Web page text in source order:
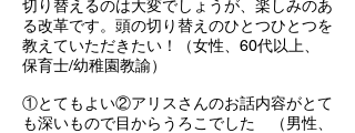
切り替えるのは大変でしょうが、楽しみのあ
る改革です。頭の切り替えのひとつひとつを
教えていただきたい！（女性、60代以上、
保育士/幼稚園教諭）
①とてもよい②アリスさんのお話内容がとて
も深いもので目からうろこでした （男性、